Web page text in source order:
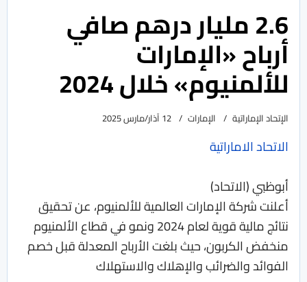
2.6 مليار درهم صافي
أرباح «الإمارات
للألمنيوم» خلال 2024
الإتحاد الإماراتية الإمارات 12 آذار/مارس 2025
الاتحاد الاماراتية
أبوظبي (الاتحاد)
أعلنت شركة الإمارات العالمية للألمنيوم، عن تحقيق
نتائج مالية قوية لعام 2024 ونمو في قطاع الألمنيوم
منخفض الكربون، حيث بلغت الأرباح المعدلة قبل خصم
الفوائد والضرائب والإهلاك والاستهلاك